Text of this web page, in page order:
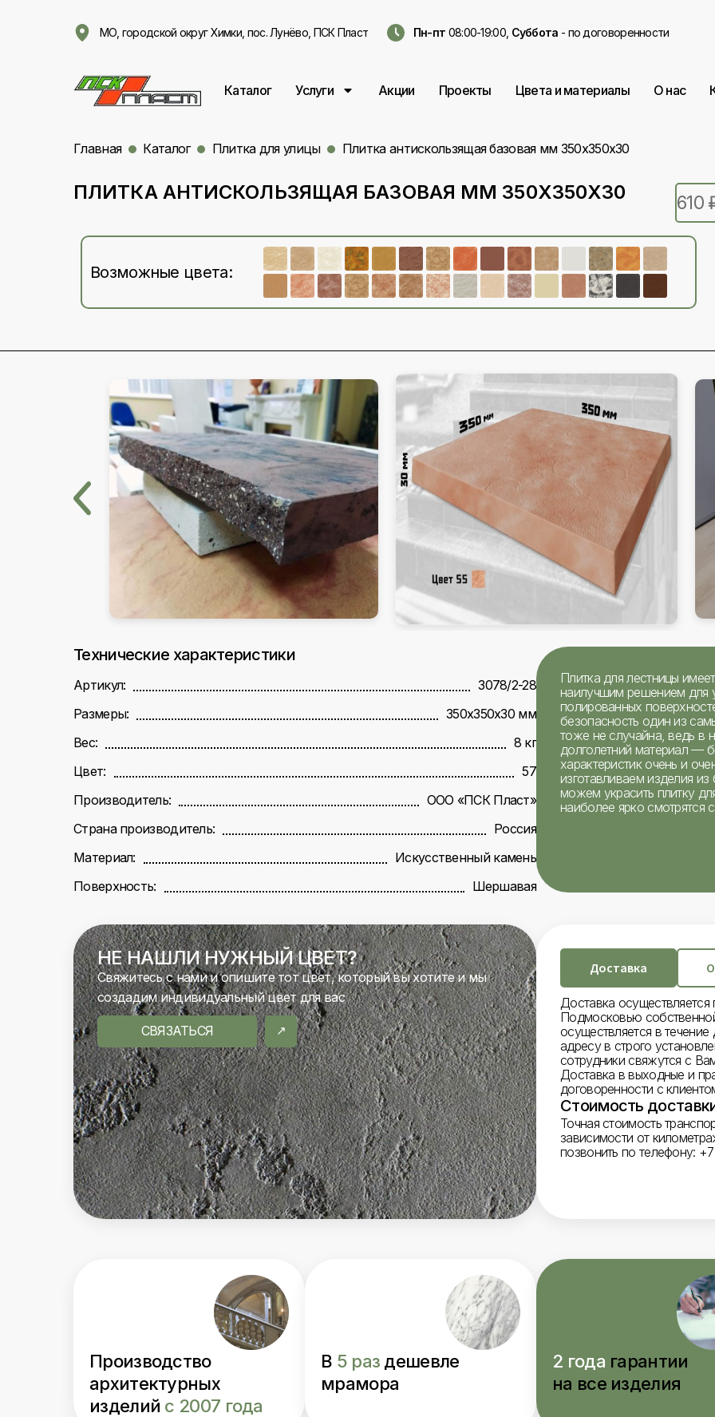
МО, городской округ Химки, пос. Лунёво, ПСК Пласт Пн-пт 08:00-19:00, Суббота - по договоренности
Каталог Услуги Акции Проекты Цвета и материалы О нас
Главная Каталог Плитка для улицы Плитка антискользящая базовая мм 350х350х30
ПЛИТКА АНТИСКОЛЬЗЯЩАЯ БАЗОВАЯ ММ 350Х350Х30 610
Возможные цвета:
Технические характеристики
Артикул:
3078/2-28
Размеры:
350х350х30 мм
Вес:
8 кг
Цвет:
57
Производитель:
ООО «ПСК Пласт»
Страна производитель:
Россия
Материал:
Искусственный камень
Поверхность:
Шершавая
Плитка для лестницы
наилучшим решением для
полированных
безопасность один из
тоже не случайна, ведь в
долголетний материал —
характеристик очень и
изготавливаем изделия
можем украсить плитку
наиболее ярко смотрятся
НЕ НАШЛИ НУЖНЫЙ ЦВЕТ?
Свяжитесь с нами и опишите тот цвет, который вы хотите и мы
создадим индивидуальный цвет для вас
СВЯЗАТЬСЯ
Доставка
Доставка
Подмосковью
осуществляется в
адресу в строго
сотрудники свяжутся с
Доставка в выходные и
договоренности с
Стоимость
Точная стоимость
зависимости от
позвонить по телефону:
Производство
архитектурных
изделий с 2007 года
В 5 раз дешевле
мрамора
2 года гарантии
на все изделия